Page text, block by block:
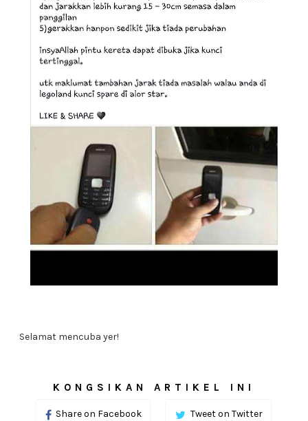
Selamat mencuba yer!
KONGSIKAN ARTIKEL INI
Share on Facebook Tweet on Twitter